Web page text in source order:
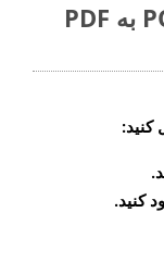
مراحل ساده برای تبدیل POTM به PDF
کنید: